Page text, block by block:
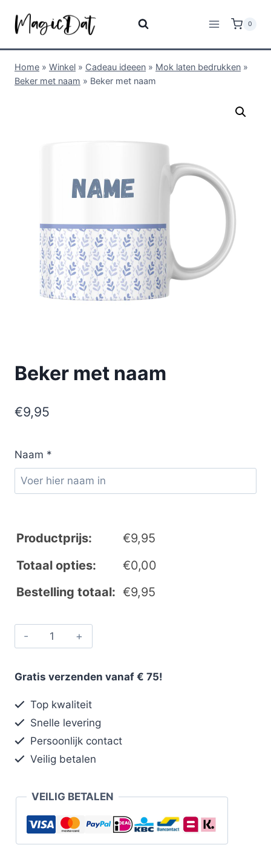
0
Home » Winkel » Cadeau ideeen » Mok laten bedrukken »
Beker met naam » Beker met naam
Beker met naam
€9,95
Naam *
Productprijs: €9,95
Totaal opties:
€0,00
Bestelling totaal: €9,95
Gratis verzenden vanaf € 75!
Top kwaliteit
Snelle levering
Persoonlijk contact
Veilig betalen
VEILIG BETALEN